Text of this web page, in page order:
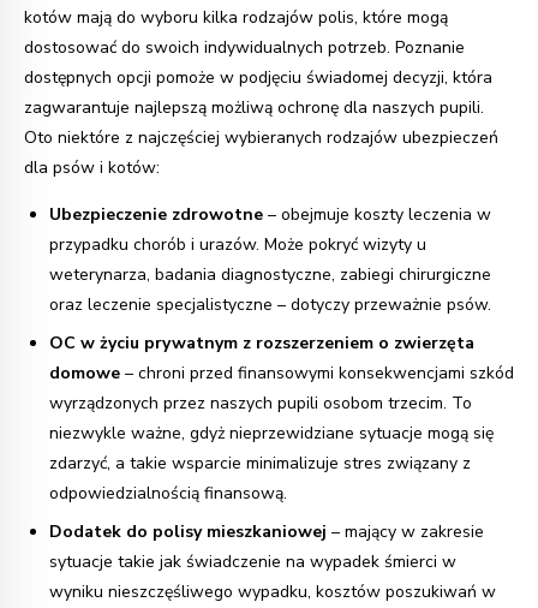
kotów mają do wyboru kilka rodzajów polis, które mogą
dostosować do swoich indywidualnych potrzeb. Poznanie
dostępnych opcji pomoże w podjęciu świadomej decyzji, która
zagwarantuje najlepszą możliwą ochronę dla naszych pupili.
Oto niektóre z najczęściej wybieranych rodzajów ubezpieczeń
dla psów i kotów:
Ubezpieczenie zdrowotne – obejmuje koszty leczenia w
przypadku chorób i urazów. Może pokryć wizyty u
weterynarza, badania diagnostyczne, zabiegi chirurgiczne
oraz leczenie specjalistyczne – dotyczy przeważnie psów.
OC w życiu prywatnym z rozszerzeniem o zwierzęta
domowe – chroni przed finansowymi konsekwencjami szkód
wyrządzonych przez naszych pupili osobom trzecim. To
niezwykle ważne, gdyż nieprzewidziane sytuacje mogą się
zdarzyć, a takie wsparcie minimalizuje stres związany z
odpowiedzialnością finansową.
Dodatek do polisy mieszkaniowej – mający w zakresie
sytuacje takie jak świadczenie na wypadek śmierci w
wyniku nieszczęśliwego wypadku, kosztów poszukiwań w